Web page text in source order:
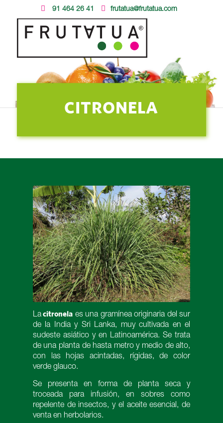
91 464 26 41 frutatua@frutatua.com
CITRONELA
Lacitronela es una gramínea originaria del sur
de la India y Sri Lanka, muy cultivada en el
sudeste asiático y en Latinoamérica. Se trata
de una planta de hasta metro y medio de alto,
con las hojas acintadas, rígidas, de color
verde glauco.
Se presenta en forma de planta seca y
troceada para infusión, en sobres como
repelente de insectos, y el aceite esencial, de
venta en herbolarios.